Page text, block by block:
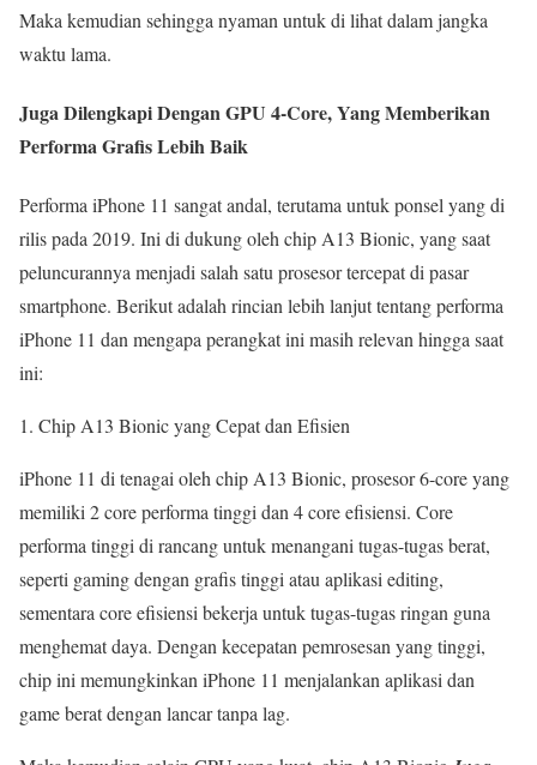
Maka kemudian sehingga nyaman untuk di lihat dalam jangka
waktu lama.
Juga Dilengkapi Dengan GPU 4-Core, Yang Memberikan
Performa Grafis Lebih Baik
Performa iPhone 11 sangat andal, terutama untuk ponsel yang di
rilis pada 2019. Ini di dukung oleh chip A13 Bionic, yang saat
peluncurannya menjadi salah satu prosesor tercepat di pasar
smartphone. Berikut adalah rincian lebih lanjut tentang performa
iPhone 11 dan mengapa perangkat ini masih relevan hingga saat
ini:
Chip A13 Bionic yang Cepat dan Efisien
iPhone 11 di tenagai oleh chip A13 Bionic, prosesor 6-core yang
memiliki 2 core performa tinggi dan 4 core efisiensi. Core
performa tinggi di rancang untuk menangani tugas-tugas berat,
seperti gaming dengan grafis tinggi atau aplikasi editing,
sementara core efisiensi bekerja untuk tugas-tugas ringan guna
menghemat daya. Dengan kecepatan pemrosesan yang tinggi,
chip ini memungkinkan iPhone 11 menjalankan aplikasi dan
game berat dengan lancar tanpa lag.